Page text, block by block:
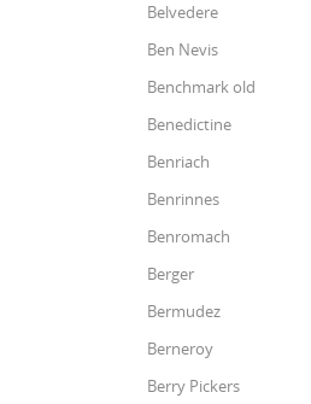
Belvedere
Ben Nevis
Benchmark old
Benedictine
Benriach
Benrinnes
Benromach
Berger
Bermudez
Berneroy
Berry Pickers